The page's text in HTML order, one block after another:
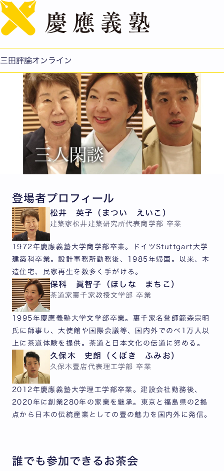
三田評論オンライン
和室の手ざわり
登場者プロフィール
松井 英子（まつい えいこ）
建築家松井建築研究所代表商学部 卒業
1972年慶應義塾大学商学部卒業。ドイツStuttgart大学
建築科卒業。設計事務所勤務後、1985年帰国。以来、木
造住宅、民家再生を数多く手がける。
保科 眞智子（ほしな まちこ）
茶道家 裏千家教授文学部 卒業
1995年慶應義塾大学文学部卒業。裏千家名誉師範森宗明
氏に師事し、大使館や国際会議等、国内外でのべ1万人以
上に茶道体験を提供。茶道と日本文化の伝道に努める。
久保木 史朗（くぼき ふみお）
久保木畳店代表理工学部 卒業
2012年慶應義塾大学理工学部卒業。建設会社勤務後、
2020年に創業280年の家業を継承。東京と福島県の2拠
点から日本の伝統産業としての畳の魅力を国内外に発信。
誰でも参加できるお茶会